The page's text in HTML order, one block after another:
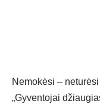
Nemokėsi – neturėsi
„Gyventojai